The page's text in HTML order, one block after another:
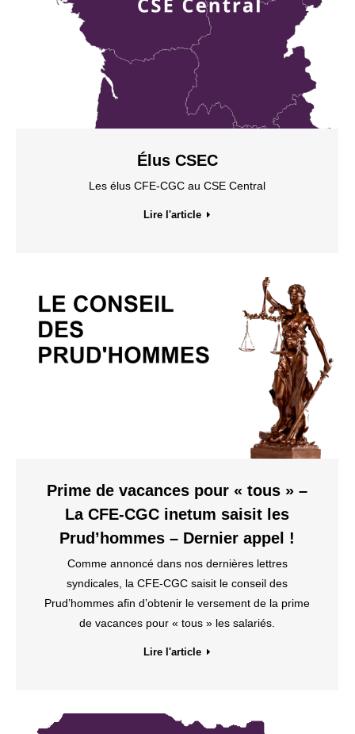
Élus CSEC
Les élus CFE-CGC au CSE Central
Lire l'article
Prime de vacances pour « tous » –
La CFE-CGC inetum saisit les
Prud’hommes – Dernier appel !
Comme annoncé dans nos dernières lettres
syndicales, la CFE-CGC saisit le conseil des
Prud’hommes afin d’obtenir le versement de la prime
de vacances pour « tous » les salariés.
Lire l'article